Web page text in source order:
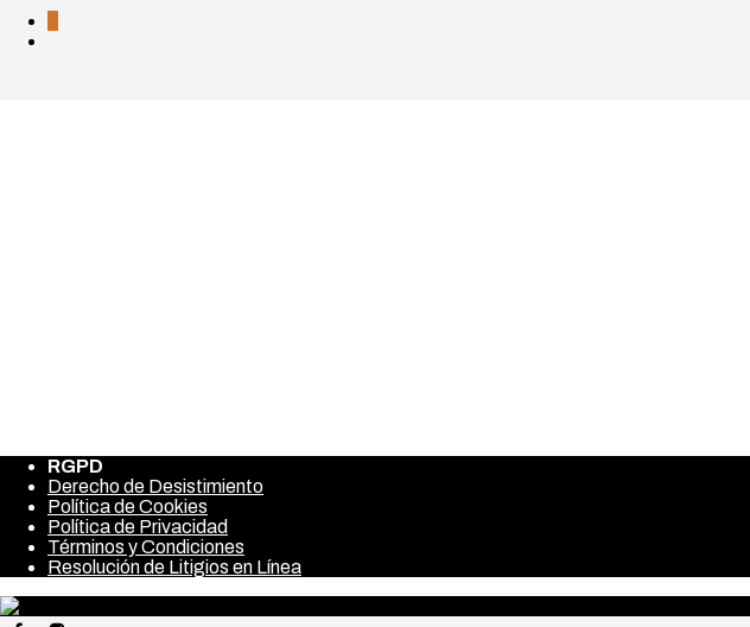
RGPD
Derecho de Desistimiento
Política de Cookies
Política de Privacidad
Términos y Condiciones
Resolución de Litigios en Línea